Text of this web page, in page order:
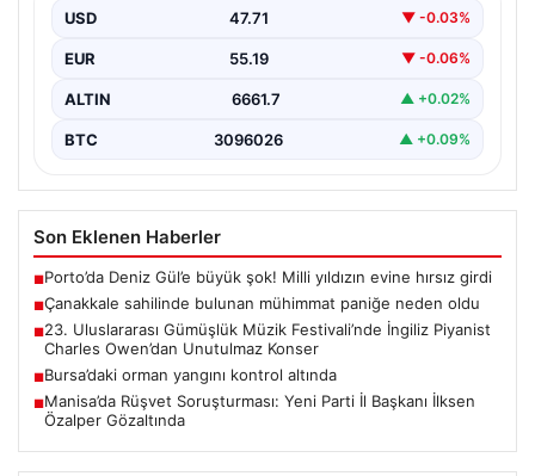
halka açık plajda deniz kıyısında metal bir cisim fark…
USD 47.71 ▼ -0.03%
EUR 55.19 ▼ -0.06%
ALTIN 6661.7 ▲ +0.02%
BTC 3096026 ▲ +0.09%
Son Eklenen Haberler
■Porto’da Deniz Gül’e büyük şok! Milli yıldızın evine hırsız girdi
■Çanakkale sahilinde bulunan mühimmat paniğe neden oldu
■23. Uluslararası Gümüşlük Müzik Festivali’nde İngiliz Piyanist
Charles Owen’dan Unutulmaz Konser
■Bursa’daki orman yangını kontrol altında
■Manisa’da Rüşvet Soruşturması: Yeni Parti İl Başkanı İlksen
Özalper Gözaltında